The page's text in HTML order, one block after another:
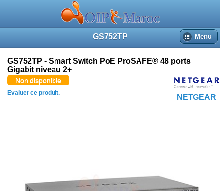
GS752TP Menu
NETGEAR
GS752TP - Smart Switch PoE ProSAFE® 48 ports
Gigabit niveau 2+
Non disponible
Evaluer ce produit.